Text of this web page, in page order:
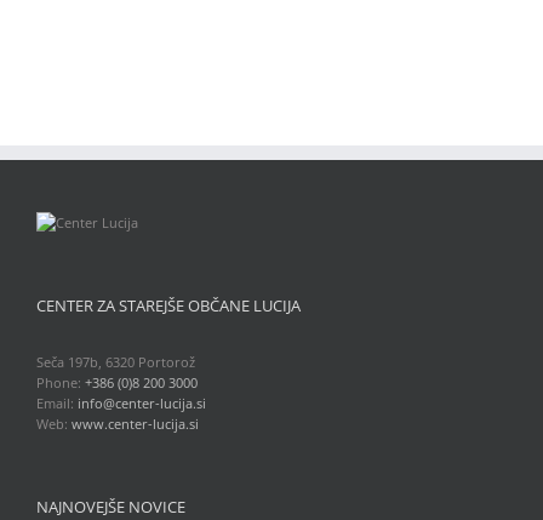
CENTER ZA STAREJŠE OBČANE LUCIJA
Seča 197b, 6320 Portorož
Phone: +386 (0)8 200 3000
Email: info@center-lucija.si
Web: www.center-lucija.si
NAJNOVEJŠE NOVICE